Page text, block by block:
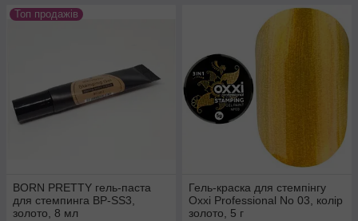
Топ продажів
BORN PRETTY гель-паста
для стемпинга BP-SS3,
золото, 8 мл
Гель-краска для стемпінгу
Oxxi Professional No 03, колір
золото, 5 г